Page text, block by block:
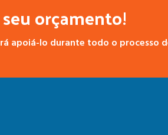
orçamento!
apoiá-lo durante todo o processo